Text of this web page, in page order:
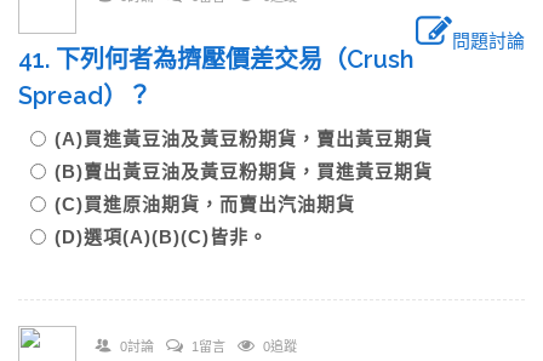
問題討論
41. 下列何者為擠壓價差交易（Crush
Spread）？
(A)買進黃豆油及黃豆粉期貨，賣出黃豆期貨
(B)賣出黃豆油及黃豆粉期貨，買進黃豆期貨
(C)買進原油期貨，而賣出汽油期貨
(D)選項(A)(B)(C)皆非。
0討論 1留言 0追蹤